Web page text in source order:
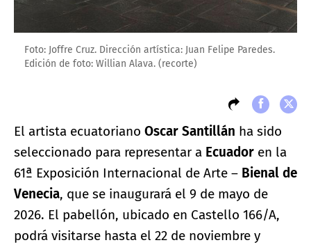
Foto: Joffre Cruz. Dirección artística: Juan Felipe Paredes.
Edición de foto: Willian Alava. (recorte)
El artista ecuatoriano Oscar Santillán ha sido
seleccionado para representar a Ecuador en la
61ª Exposición Internacional de Arte – Bienal de
Venecia, que se inaugurará el 9 de mayo de
2026. El pabellón, ubicado en Castello 166/A,
podrá visitarse hasta el 22 de noviembre y